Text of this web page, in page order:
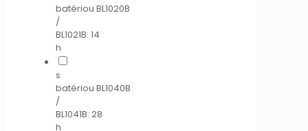
batériou BL1020B
/
BL1021B: 14
h
s
batériou BL1040B
/
BL1041B: 28
h